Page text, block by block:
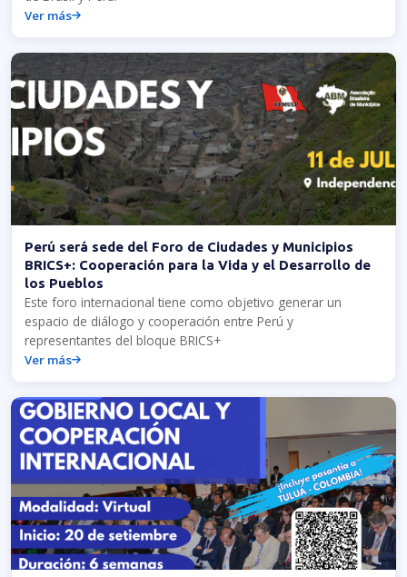
Ver más
Perú será sede del Foro de Ciudades y Municipios
BRICS+: Cooperación para la Vida y el Desarrollo de
los Pueblos
Este foro internacional tiene como objetivo generar un
espacio de diálogo y cooperación entre Perú y
representantes del bloque BRICS+
Ver más